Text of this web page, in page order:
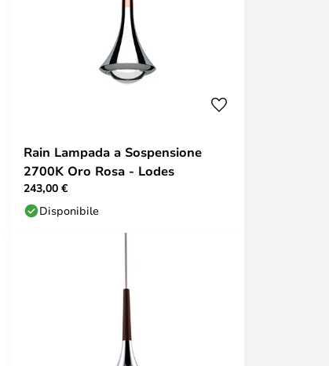
Rain Lampada a Sospensione
2700K Oro Rosa - Lodes
243,00 €
Disponibile